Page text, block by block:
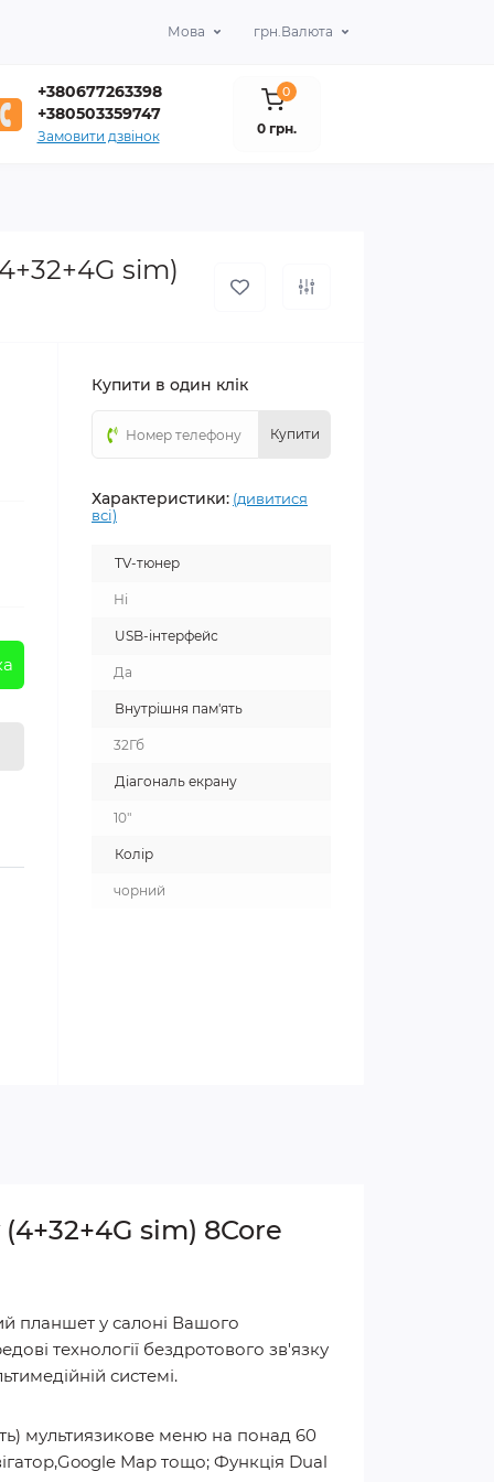
Мова грн.Валюта
+380677263398
+380503359747
Замовити дзвінок
0
0 грн.
sim)
Купити в один клік
Купити
Характеристики: (дивитися
всі)
TV-тюнер
Ні
USB-інтерфейс
Да
Внутрішня пам'ять
32Гб
Діагональ екрану
10"
Колір
чорний
sim) 8Core
планшет у салоні Вашого
технології бездротового зв'язку
системі.
мультиязикове меню на понад 60
Map тощо; Функція Dual